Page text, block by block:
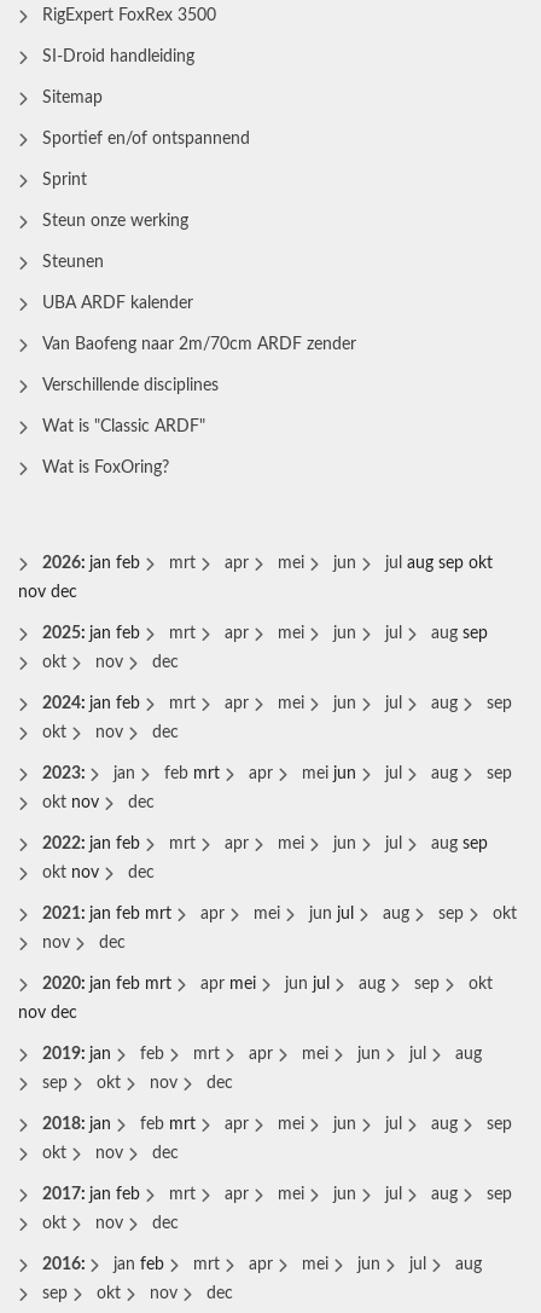
RigExpert FoxRex 3500
SI-Droid handleiding
Sitemap
Sportief en/of ontspannend
Sprint
Steun onze werking
Steunen
UBA ARDF kalender
Van Baofeng naar 2m/70cm ARDF zender
Verschillende disciplines
Wat is "Classic ARDF"
Wat is FoxOring?
2026: jan feb mrt apr mei jun jul aug sep okt
nov dec
2025: jan feb mrt apr mei jun jul aug sep
okt
nov dec
2024: jan feb mrt apr mei jun jul aug
sep
okt
nov dec
2023: jan feb mrt apr mei jun jul aug
sep
okt nov dec
2022: jan feb mrt apr mei jun jul aug sep
okt nov dec
2021: jan feb mrt apr mei jun jul aug sep
okt
nov
dec
2020: jan feb mrt apr mei jun jul aug sep
okt
nov dec
2019: jan feb mrt apr mei jun jul
aug
sep
okt nov dec
2018: jan feb mrt apr mei jun jul aug
sep
okt
nov dec
2017: jan feb mrt apr mei jun jul aug
sep
okt
nov dec
2016: jan feb mrt apr mei jun jul
aug
sep
okt nov dec